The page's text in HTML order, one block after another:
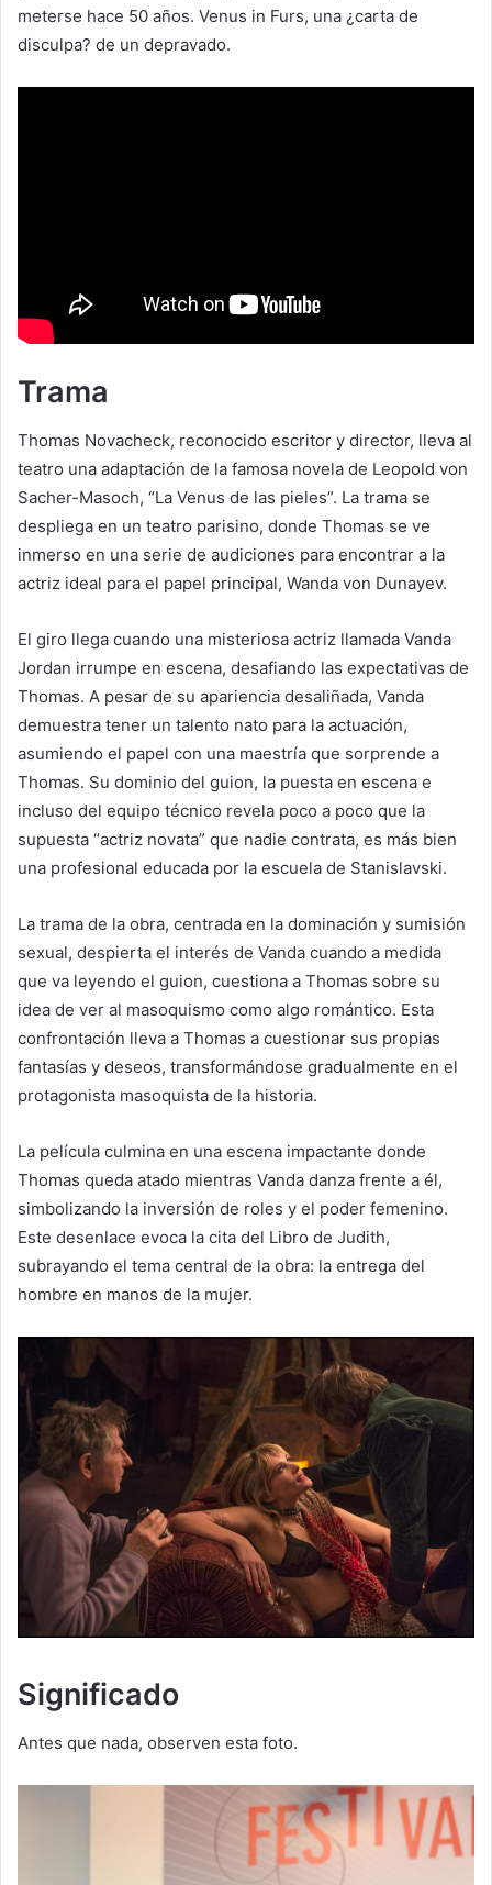
meterse hace 50 años. Venus in Furs, una ¿carta de
disculpa? de un depravado.
Trama
Thomas Novacheck, reconocido escritor y director, lleva al
teatro una adaptación de la famosa novela de Leopold von
Sacher-Masoch, “La Venus de las pieles”. La trama se
despliega en un teatro parisino, donde Thomas se ve
inmerso en una serie de audiciones para encontrar a la
actriz ideal para el papel principal, Wanda von Dunayev.
El giro llega cuando una misteriosa actriz llamada Vanda
Jordan irrumpe en escena, desafiando las expectativas de
Thomas. A pesar de su apariencia desaliñada, Vanda
demuestra tener un talento nato para la actuación,
asumiendo el papel con una maestría que sorprende a
Thomas. Su dominio del guion, la puesta en escena e
incluso del equipo técnico revela poco a poco que la
supuesta “actriz novata” que nadie contrata, es más bien
una profesional educada por la escuela de Stanislavski.
La trama de la obra, centrada en la dominación y sumisión
sexual, despierta el interés de Vanda cuando a medida
que va leyendo el guion, cuestiona a Thomas sobre su
idea de ver al masoquismo como algo romántico. Esta
confrontación lleva a Thomas a cuestionar sus propias
fantasías y deseos, transformándose gradualmente en el
protagonista masoquista de la historia.
La película culmina en una escena impactante donde
Thomas queda atado mientras Vanda danza frente a él,
simbolizando la inversión de roles y el poder femenino.
Este desenlace evoca la cita del Libro de Judith,
subrayando el tema central de la obra: la entrega del
hombre en manos de la mujer.
Significado
Antes que nada, observen esta foto.